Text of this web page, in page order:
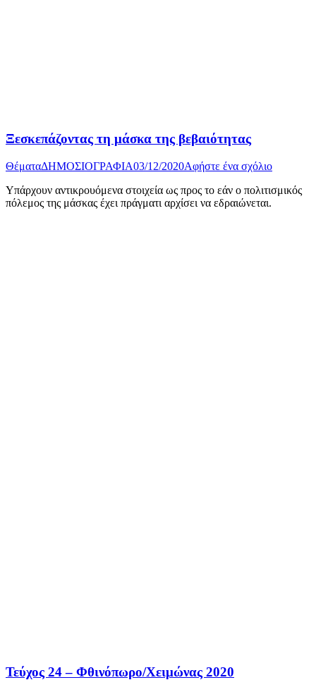
Ξεσκεπάζοντας τη μάσκα της βεβαιότητας
ΘέματαΔΗΜΟΣΙΟΓΡΑΦΙΑ03/12/2020Αφήστε ένα σχόλιο
Υπάρχουν αντικρουόμενα στοιχεία ως προς το εάν ο πολιτισμικός
πόλεμος της μάσκας έχει πράγματι αρχίσει να εδραιώνεται.
Τεύχος 24 – Φθινόπωρο/Χειμώνας 2020